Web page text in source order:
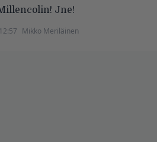
Jne!
Mikko Meriläinen